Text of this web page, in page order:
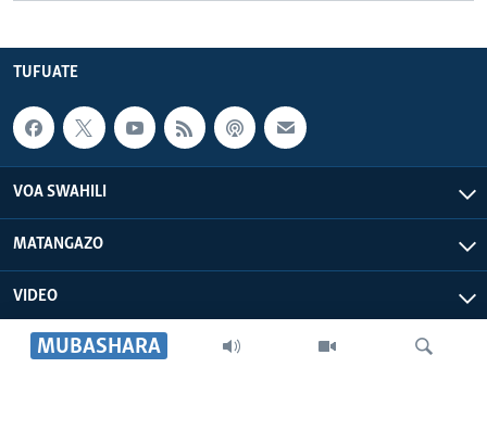
MUBASHARA
TUFUATE
VOA SWAHILI
MATANGAZO
VIDEO
VOA AFRICA